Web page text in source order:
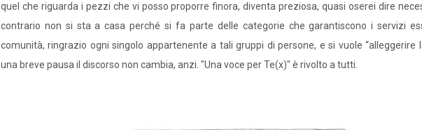
quel che riguarda i pezzi che vi posso proporre finora, diventa preziosa, quasi oserei dire
contrario non si sta a casa perché si fa parte delle categorie che garantiscono i servizi
comunità, ringrazio ogni singolo appartenente a tali gruppi di persone, e si vuole “alleggerire
una breve pausa il discorso non cambia, anzi. "Una voce per Te(x)" è rivolto a tutti.